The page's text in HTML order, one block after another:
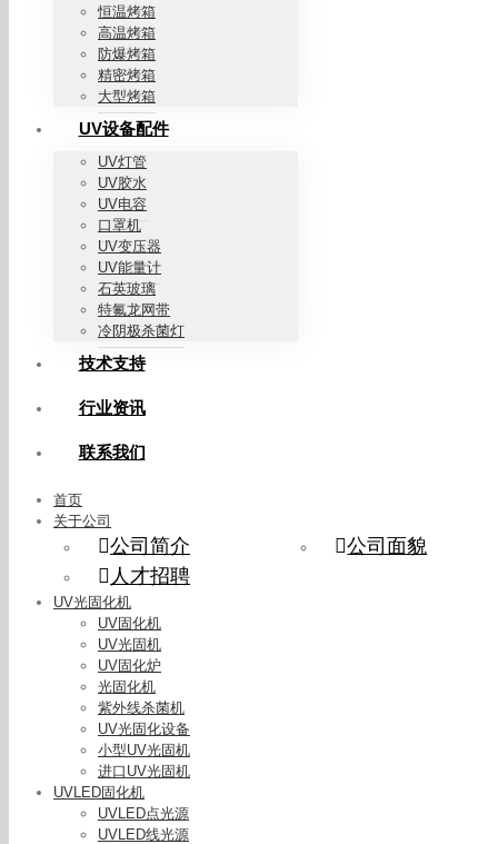
恒温烤箱
高温烤箱
防爆烤箱
精密烤箱
大型烤箱
UV设备配件
UV灯管
UV胶水
UV电容
口罩机
UV变压器
UV能量计
石英玻璃
特氟龙网带
冷阴极杀菌灯
技术支持
行业资讯
联系我们
首页
关于公司
公司简介
公司面貌
人才招聘
UV光固化机
UV固化机
UV光固机
UV固化炉
光固化机
紫外线杀菌机
UV光固化设备
小型UV光固机
进口UV光固机
UVLED固化机
UVLED点光源
UVLED线光源